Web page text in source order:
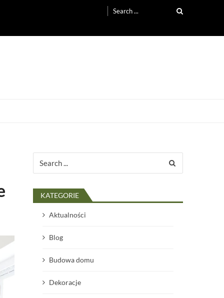
for:
for:
KATEGORIE
Aktualności
Blog
Budowa domu
Dekoracje